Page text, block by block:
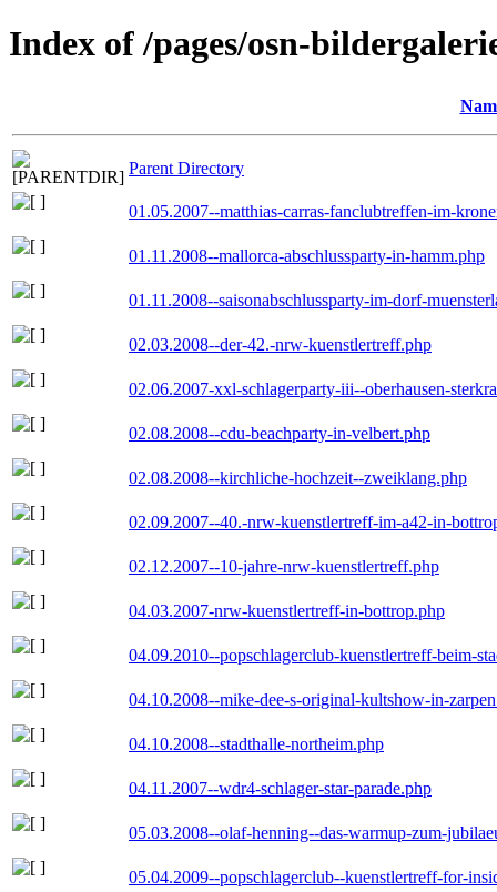
Index of /pages/osn-
Parent Directory
01.05.2007--matthias-carras-fanclubtreffen-im-
01.11.2008--mallorca-abschlussparty-in-hamm.php
01.11.2008--saisonabschlussparty-im-dorf-
02.03.2008--der-42.-nrw-kuenstlertreff.php
02.06.2007-xxl-schlagerparty-iii--oberhausen-
02.08.2008--cdu-beachparty-in-velbert.php
02.08.2008--kirchliche-hochzeit--zweiklang.php
02.09.2007--40.-nrw-kuenstlertreff-im-a42-in-
02.12.2007--10-jahre-nrw-kuenstlertreff.php
04.03.2007-nrw-kuenstlertreff-in-bottrop.php
04.09.2010--popschlagerclub-kuenstlertreff-beim-
04.10.2008--mike-dee-s-original-kultshow-in-
04.10.2008--stadthalle-northeim.php
04.11.2007--wdr4-schlager-star-parade.php
05.03.2008--olaf-henning--das-warmup-zum-
05.04.2009--popschlagerclub--kuenstlertreff-for-